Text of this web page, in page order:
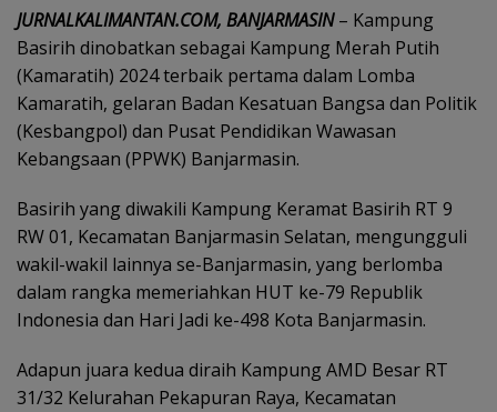
JURNALKALIMANTAN.COM, BANJARMASIN– Kampung
Basirih dinobatkan sebagai Kampung Merah Putih
(Kamaratih) 2024 terbaik pertama dalam Lomba
Kamaratih, gelaran Badan Kesatuan Bangsa dan Politik
(Kesbangpol) dan Pusat Pendidikan Wawasan
Kebangsaan (PPWK) Banjarmasin.
Basirih yang diwakili Kampung Keramat Basirih RT 9
RW 01, Kecamatan Banjarmasin Selatan, mengungguli
wakil-wakil lainnya se-Banjarmasin, yang berlomba
dalam rangka memeriahkan HUT ke-79 Republik
Indonesia dan Hari Jadi ke-498 Kota Banjarmasin.
Adapun juara kedua diraih Kampung AMD Besar RT
31/32 Kelurahan Pekapuran Raya, Kecamatan